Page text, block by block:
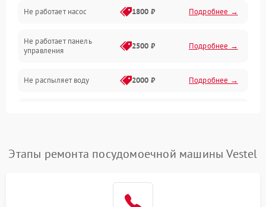
Вода
Гигиена
Программное обеспечение
Не работает насос 1800 ₽ Подробнее →
Не работает панель
управления
2500 ₽ Подробнее →
Не распыляет воду 2000 ₽ Подробнее →
воды
1800 ₽ Подробнее →
Этапы ремонта посудомоечной машины Vestel